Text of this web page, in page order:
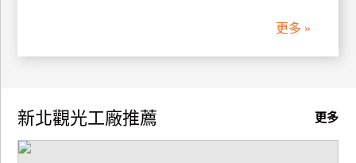
商
合
作
更多 »
更多
新北觀光工廠推薦